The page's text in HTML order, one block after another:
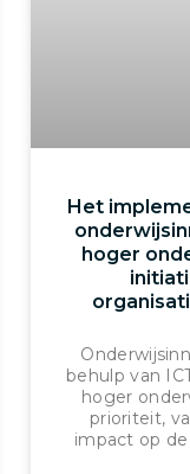
Het
hoger
behulp van
hoger
prioriteit,
impact op